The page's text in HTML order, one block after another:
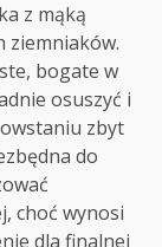
z mąką
ziemniaków.
bogate w
osuszyć i
zbyt
do
choć wynosi
dla finalnej